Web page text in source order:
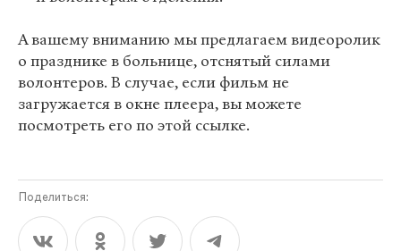
А вашему вниманию мы предлагаем видеоролик
о празднике в больнице, отснятый силами
волонтеров. В случае, если фильм не
загружается в окне плеера, вы можете
посмотреть его по этой ссылке.
Поделиться: